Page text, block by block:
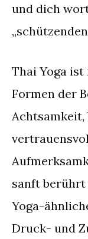
und dich
Thai Yoga
Formen der
Achtsamkeit,
sanft berührt
Yoga-
Druck- und